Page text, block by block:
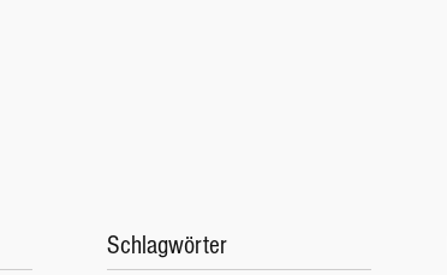
Schlagwörter